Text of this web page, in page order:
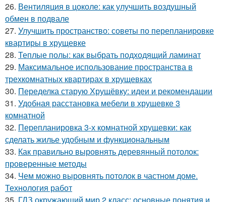
26. Вентиляция в цоколе: как улучшить воздушный
обмен в подвале
27. Улучшить пространство: советы по перепланировке
квартиры в хрущевке
28. Теплые полы: как выбрать подходящий ламинат
29. Максимальное использование пространства в
трехкомнатных квартирах в хрущевках
30. Переделка старую Хрущёвку: идеи и рекомендации
31. Удобная расстановка мебели в хрущевке 3
комнатной
32. Перепланировка 3-х комнатной хрущевки: как
сделать жилье удобным и функциональным
33. Как правильно выровнять деревянный потолок:
проверенные методы
34. Чем можно выровнять потолок в частном доме.
Технология работ
35. ГДЗ окружающий мир 2 класс: основные понятия и